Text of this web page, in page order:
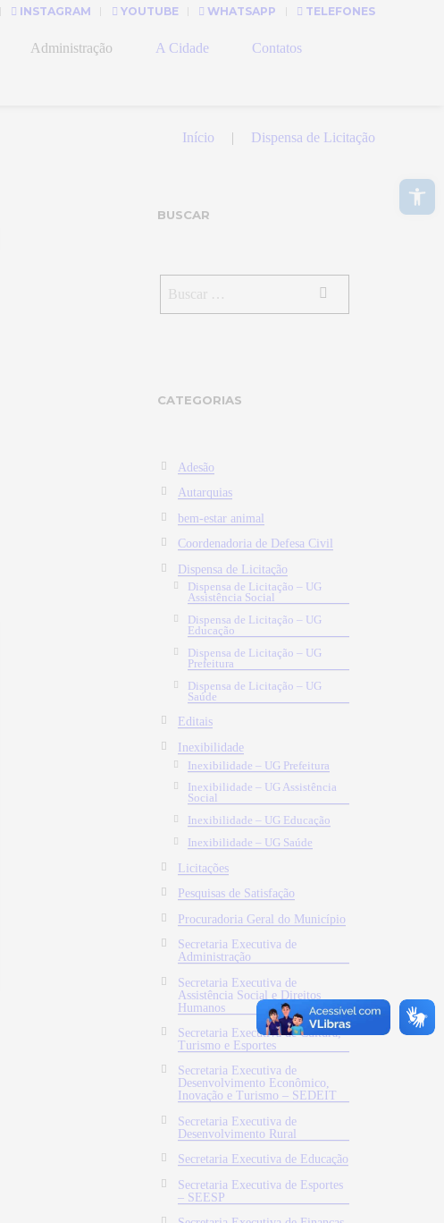
INSTAGRAM YOUTUBE WHATSAPP TELEFONES
Administração A Cidade Contatos
Início Dispensa de Licitação
BUSCAR
CATEGORIAS
Adesão
Autarquias
bem-estar animal
Coordenadoria de Defesa Civil
Dispensa de Licitação
Dispensa de Licitação – UG
Assistência Social
Dispensa de Licitação – UG
Educação
Dispensa de Licitação – UG
Prefeitura
Dispensa de Licitação – UG
Saúde
Editais
Inexibilidade
Inexibilidade – UG Prefeitura
Inexibilidade – UG Assistência
Social
Inexibilidade – UG Educação
Inexibilidade – UG Saúde
Licitações
Pesquisas de Satisfação
Procuradoria Geral do Município
Secretaria Executiva de
Administração
Secretaria Executiva de
Assistência Social e Direitos
Humanos
Secretaria Executiva de Cultura,
Turismo e Esportes
Secretaria Executiva de
Desenvolvimento Econômico,
Inovação e Turismo – SEDEIT
Secretaria Executiva de
Desenvolvimento Rural
Secretaria Executiva de Educação
Secretaria Executiva de Esportes
– SEESP
Abrir a barra de ferramentas